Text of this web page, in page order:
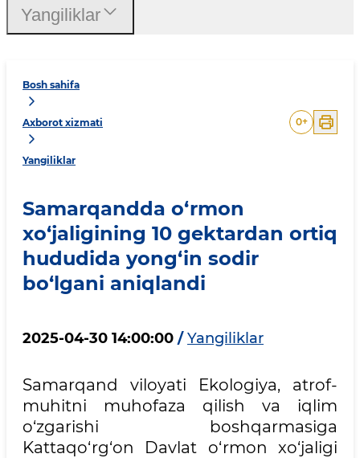
Bosh sahifa
Axborot xizmati
Yangiliklar
0+
Samarqandda o‘rmon
xo‘jaligining 10 gektardan ortiq
hududida yong‘in sodir
bo‘lgani aniqlandi
2025-04-30 14:00:00 / Yangiliklar
Samarqand viloyati Ekologiya, atrof-
muhitni muhofaza qilish va iqlim
o‘zgarishi boshqarmasiga
Kattaqo‘rg‘on Davlat o‘rmon xo‘jaligi
Yangiliklar